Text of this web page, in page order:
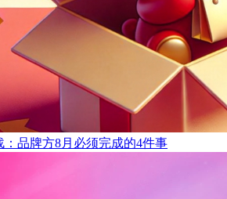
：品牌方8月必须完成的4件事